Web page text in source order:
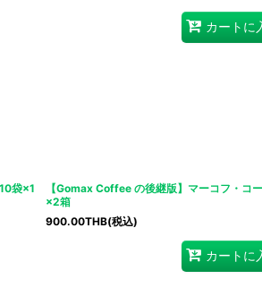
カートに
袋×1
【Gomax Coffee の後継版】マーコフ・コ
×2箱
900.00THB(税込)
カートに